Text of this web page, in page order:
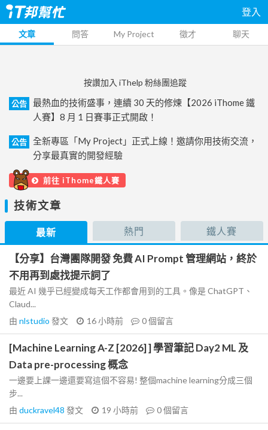
登入
文章 問答 My Project 徵才 聊天
按讚加入 iThelp 粉絲團追蹤
公告
最熱血的技術盛事，連續 30 天的修煉【2026 iThome 鐵
人賽】8 月 1 日賽事正式開啟！
公告
全新專區「My Project」正式上線！邀請你用技術交流，
分享最真實的開發經驗
前往 iThome鐵人賽
技術文章
最新 熱門 鐵人賽
【分享】台灣團隊開發 免費 AI Prompt 管理網站，終於
不用再到處找提示詞了
最近 AI 幾乎已經變成每天工作都會用到的工具。像是 ChatGPT、
Claud...
由 nlstudio 發文 16 小時前 0個留言
[Machine Learning A-Z [2026] ] 學習筆記 Day2 ML 及
Data pre-processing 概念
一邊要上課一邊還要寫這個不容易! 整個machine learning分成三個
步...
由 duckravel48 發文 19 小時前 0個留言